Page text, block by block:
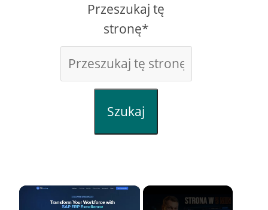
Przeszukaj tę
stronę*
Szukaj
×